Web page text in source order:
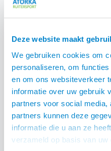
Deze website maakt
We gebruiken cookies om
personaliseren, om
en om ons websiteverkeer
informatie over uw gebruik
partners voor social
partners kunnen deze
informatie die u aan ze
verzameld op basis van
Van € 200